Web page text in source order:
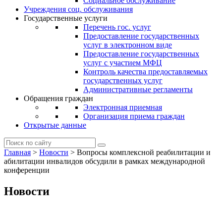
Учреждения соц. обслуживания
Государственные услуги
Перечень гос. услуг
Предоставление государственных
услуг в электронном виде
Предоставление государственных
услуг с участием МФЦ
Контроль качества предоставляемых
государственных услуг
Административные регламенты
Обращения граждан
Электронная приемная
Организация приема граждан
Открытые данные
Главная > Новости > Вопросы комплексной реабилитации и
абилитации инвалидов обсудили в рамках международной
конференции
Новости